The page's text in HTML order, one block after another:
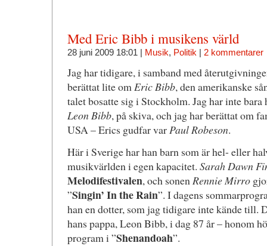
Med Eric Bibb i musikens värld
28 juni 2009 18:01 | Musik, Politik | 2 kommentarer
Jag har tidigare, i samband med
berättat lite omEric Bibb, den amerikanske
talet bosatte sig i Stockholm. Jag har inte bara
Leon Bibb, på skiva, och jag har berättat om
USA – Erics gudfar varPaul Robeson.
Här i Sverige har han barn som är hel- eller
musikvärlden i egen kapacitet. Sarah Dawn
Melodifestivalen, och sonenRennie Mirro
”Singin’ In the Rain”. I dagens
han en dotter, som jag tidigare inte kände till.
hans pappa, Leon Bibb, i dag 87 år – honom
program i ”Shenandoah”.